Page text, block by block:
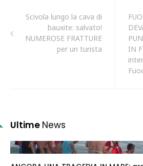
Scivola lungo la cava di
bauxite: salvato!
NUMEROSE FRATTURE
per un turista
IN
Ultime News